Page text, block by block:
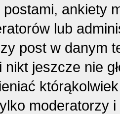
ankiety
lub
post w danym
jeszcze nie
moderatorzy